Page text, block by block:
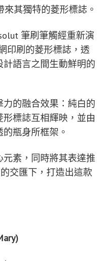
來其獨特的菱形標誌。
筆刷筆觸經重新演
印刷的菱形標誌，透
語言之間生動鮮明的
的融合效果：純白的
形標誌互相輝映，並由
瓶身所框架。
素，同時將其表達推
交匯下，打造出這款